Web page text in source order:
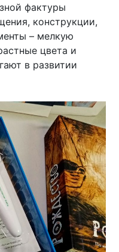
фактуры
конструкции,
– мелкую
цвета и
в развитии